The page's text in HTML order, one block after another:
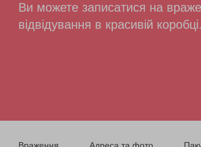
Ви можете записатися на
відвідування в красивій коробці.